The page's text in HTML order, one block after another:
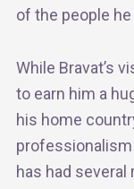
of the people
While Bravat’s
to earn him a
his home
has had several